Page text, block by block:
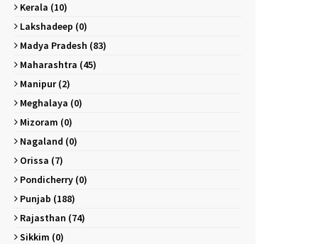
Kerala (10)
Lakshadeep (0)
Madya Pradesh (83)
Maharashtra (45)
Manipur (2)
Meghalaya (0)
Mizoram (0)
Nagaland (0)
Orissa (7)
Pondicherry (0)
Punjab (188)
Rajasthan (74)
Sikkim (0)